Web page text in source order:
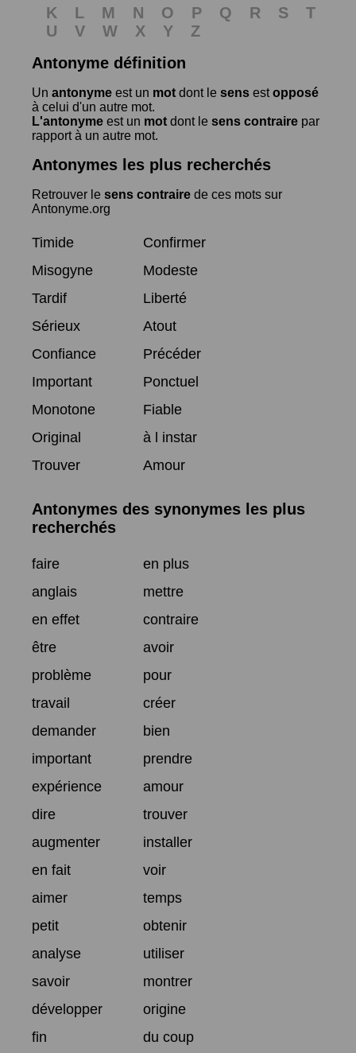
K
L M N O P Q R S
T
U
V W X Y
Z
Antonyme définition
Un antonyme est un mot dont le sens estopposé
à celui d'un autre mot.
L'antonyme est un mot dont le sens contraire par
rapport à un autre mot.
Antonymes les plus recherchés
Retrouver le sens contraire de ces mots sur
Antonyme.org
Timide
Confirmer
Misogyne
Modeste
Tardif
Liberté
Sérieux
Atout
Confiance
Précéder
Important
Ponctuel
Monotone
Fiable
Original
à l instar
Trouver
Amour
Antonymes des synonymes les plus
recherchés
faire
en plus
anglais
mettre
en effet
contraire
être
avoir
problème
pour
travail
créer
demander
bien
important
prendre
expérience
amour
dire
trouver
augmenter
installer
en fait
voir
aimer
temps
petit
obtenir
analyse
utiliser
savoir
montrer
développer
origine
fin
du coup